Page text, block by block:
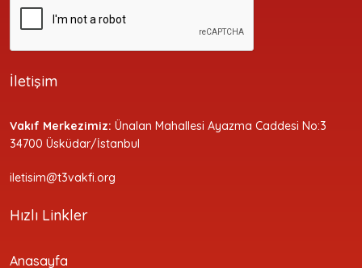
İletişim
Vakıf Merkezimiz: Ünalan Mahallesi Ayazma Caddesi No:3
34700 Üsküdar/İstanbul
iletisim@t3vakfi.org
Hızlı Linkler
Anasayfa